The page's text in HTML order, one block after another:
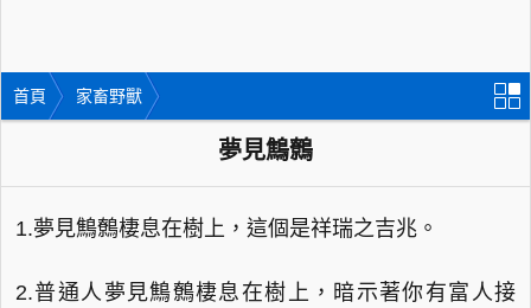
首頁 家畜野獸
夢見鷦鷯
1.夢見鷦鷯棲息在樹上，這個是祥瑞之吉兆。
2.普通人夢見鷦鷯棲息在樹上，暗示著你有富人接